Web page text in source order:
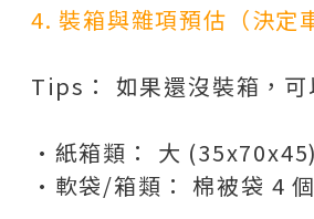
4. 裝箱與雜項預估（決定
Tips： 如果還沒裝箱，可
•紙箱類：
大
•軟袋/箱類： 棉被袋 4